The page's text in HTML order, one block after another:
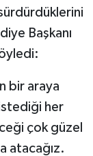
Başkanı
bir araya
her
çok güzel
atacağız.